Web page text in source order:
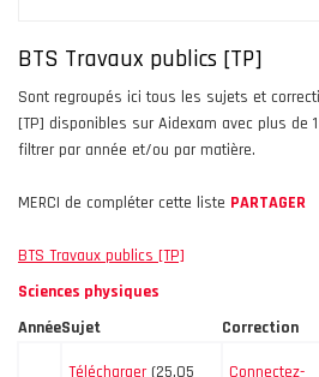
BTS Travaux publics [TP]
Sont regroupés ici tous les sujets et
[TP] disponibles sur Aidexam avec plus de
filtrer par année et/ou par matière.
MERCI de compléter cette liste PARTAGER
BTS Travaux publics [TP]
Sciences physiques
AnnéeSujet Correction
Télécharger (25.05 Connectez-